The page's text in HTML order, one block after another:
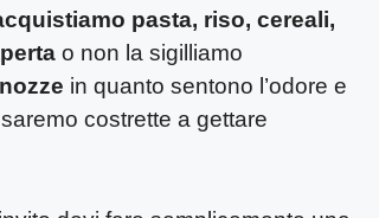
pasta, riso, cereali,
o non la sigilliamo
in quanto sentono l’odore e
costrette a gettare